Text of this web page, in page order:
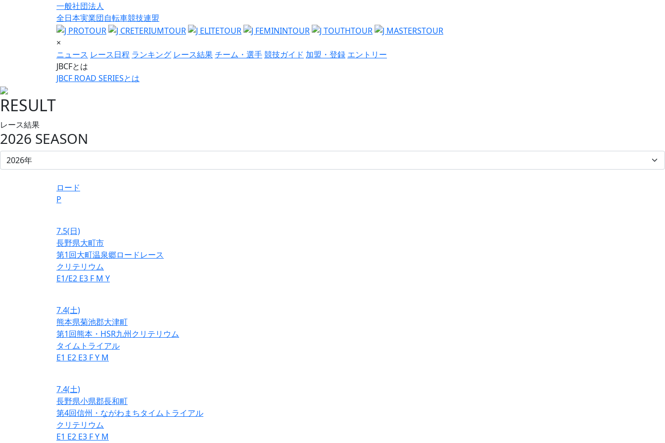
一般社団法人
全日本実業団自転車競技連盟
×
ニュース レース日程 ランキング レース結果チーム・選手競技ガイド 加盟・登録 エントリー
JBCFとは
JBCF ROAD SERIESとは
RESULT
レース結果
2026 SEASON
ロード
P
7.5(日)
長野県大町市
第1回大町温泉郷ロードレース
クリテリウム
E1/E2 E3 F M Y
7.4(土)
熊本県菊池郡大津町
第1回熊本・HSR九州クリテリウム
タイムトライアル
E1 E2 E3 FY M
7.4(土)
長野県小県郡長和町
第4回信州・ながわまちタイムトライアル
クリテリウム
E1 E2 E3 FY M